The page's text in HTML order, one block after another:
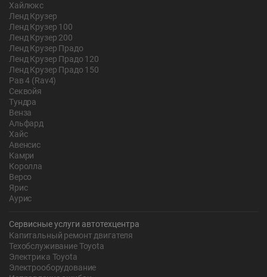
Хайлюкс
Ленд Крузер
Ленд Крузер 100
Ленд Крузер 200
Ленд Крузер Прадо
Ленд Крузер Прадо 120
Ленд Крузер Прадо 150
Рав 4 (Rav4)
Секвойя
Тундра
Венза
Альфард
Хайс
Авенсис
Камри
Королла
Версо
Ярис
Аурис
Сервисные услуги автотехцентра
Капитальный ремонт двигателя
Техобслуживание Toyota
Электрика Toyota
Электрооборудование